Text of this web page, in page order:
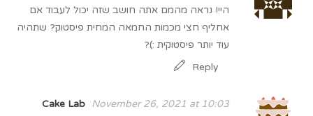
היי! נראה מהמם אתה חושב שזה יכול לעבוד אם
אחליף חצי מכמות החמאה המחית פיסטוק? שתהיה
עוד יותר פיסטוקית :)?
Reply
Cake Lab November 26, 2021 at 10:03